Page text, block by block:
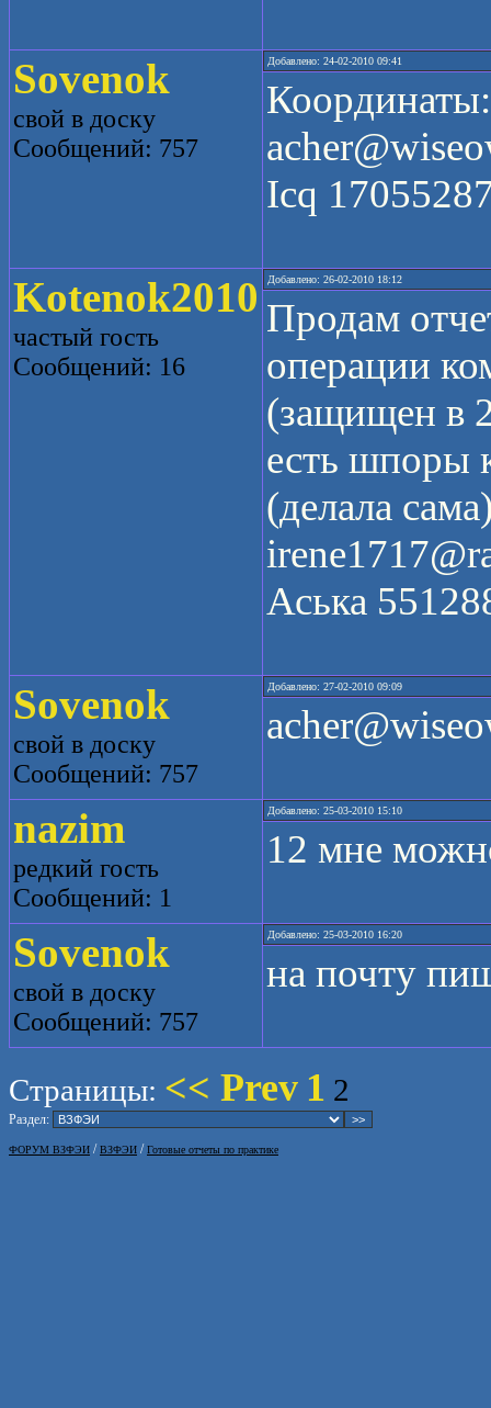
Sovenok
свой в доску
Сообщений: 757
Добавлено: 24-02-2010 09:41
Icq
Kotenok2010
частый гость
Сообщений: 16
Добавлено: 26-02-2010 18:12
Продам
операции
(защищен в
есть шпоры
(делала
Аська
Sovenok
свой в доску
Сообщений: 757
Добавлено: 27-02-2010 09:09
nazim
редкий гость
Сообщений: 1
Добавлено: 25-03-2010 15:10
12 мне
Sovenok
свой в доску
Сообщений: 757
Добавлено: 25-03-2010 16:20
на почту
Страницы: << Prev 1 2
Раздел:
ФОРУМ ВЗФЭИ /ВЗФЭИ /Готовые отчеты по практике